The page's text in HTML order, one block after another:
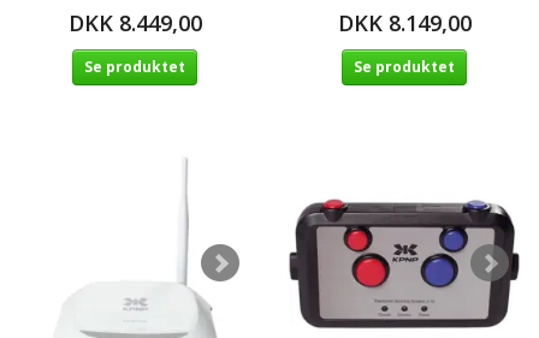
DKK 8.449,00
Se produktet
DKK 8.149,00
Se produktet